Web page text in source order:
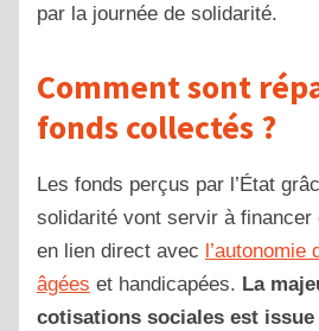
par la journée de solidarité.
Comment sont
fonds collectés ?
Les fonds perçus par l’État
solidarité vont servir à financer
en lien direct avec l’autonomie
âgées et handicapées. La
cotisations sociales est issue